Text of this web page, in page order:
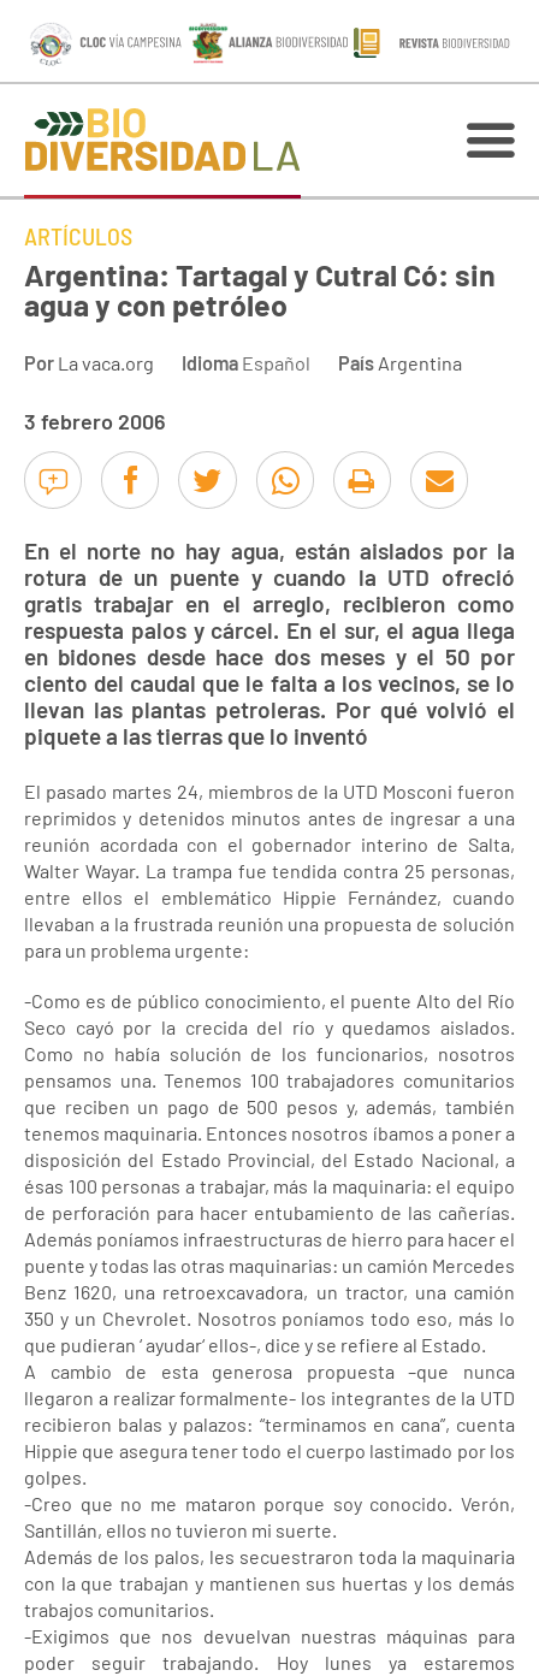
ARTÍCULOS
Argentina: Tartagal y Cutral Có: sin
agua y con petróleo
Por La vaca.org Idioma Español País Argentina
3 febrero 2006
En el norte no hay agua, están aislados por la
rotura de un puente y cuando la UTD ofreció
gratis trabajar en el arreglo, recibieron como
respuesta palos y cárcel. En el sur, el agua llega
en bidones desde hace dos meses y el 50 por
ciento del caudal que le falta a los vecinos, se lo
llevan las plantas petroleras. Por qué volvió el
piquete a las tierras que lo inventó
El pasado martes 24, miembros de la UTD Mosconi fueron
reprimidos y detenidos minutos antes de ingresar a una
reunión acordada con el gobernador interino de Salta,
Walter Wayar. La trampa fue tendida contra 25 personas,
entre ellos el emblemático Hippie Fernández, cuando
llevaban a la frustrada reunión una propuesta de solución
para un problema urgente:
-Como es de público conocimiento, el puente Alto del Río
Seco cayó por la crecida del río y quedamos aislados.
Como no había solución de los funcionarios, nosotros
pensamos una. Tenemos 100 trabajadores comunitarios
que reciben un pago de 500 pesos y, además, también
tenemos maquinaria. Entonces nosotros íbamos a poner a
disposición del Estado Provincial, del Estado Nacional, a
ésas 100 personas a trabajar, más la maquinaria: el equipo
de perforación para hacer entubamiento de las cañerías.
Además poníamos infraestructuras de hierro para hacer el
puente y todas las otras maquinarias: un camión Mercedes
Benz 1620, una retroexcavadora, un tractor, una camión
350 y un Chevrolet. Nosotros poníamos todo eso, más lo
que pudieran ‘ ayudar‘ ellos-, dice y se refiere al Estado.
A cambio de esta generosa propuesta –que nunca
llegaron a realizar formalmente- los integrantes de la UTD
recibieron balas y palazos: “terminamos en cana”, cuenta
Hippie que asegura tener todo el cuerpo lastimado por los
golpes.
-Creo que no me mataron porque soy conocido. Verón,
Santillán, ellos no tuvieron mi suerte.
Además de los palos, les secuestraron toda la maquinaria
con la que trabajan y mantienen sus huertas y los demás
trabajos comunitarios.
-Exigimos que nos devuelvan nuestras máquinas para
poder seguir trabajando. Hoy lunes ya estaremos